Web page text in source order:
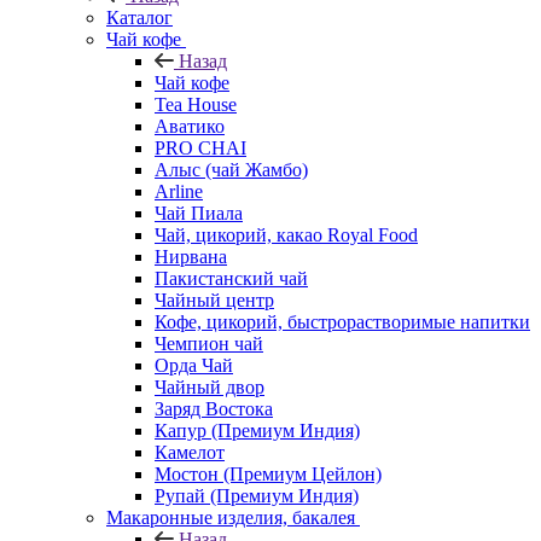
Каталог
Чай кофе
Назад
Чай кофе
Tea House
Аватико
PRO CHAI
Алыс (чай Жамбо)
Arline
Чай Пиала
Чай, цикорий, какао Royal Food
Нирвана
Пакистанский чай
Чайный центр
Кофе, цикорий, быстрорастворимые напитки
Чемпион чай
Орда Чай
Чайный двор
Заряд Востока
Капур (Премиум Индия)
Камелот
Мостон (Премиум Цейлон)
Рупай (Премиум Индия)
Макаронные изделия, бакалея